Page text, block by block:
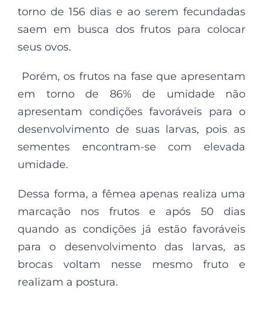
torno de 156 dias e ao serem fecundadas
saem em busca dos frutos para colocar
seus ovos.
Porém, os frutos na fase que apresentam
em torno de 86% de umidade não
apresentam condições favoráveis para o
desenvolvimento de suas larvas, pois as
sementes encontram-se com elevada
umidade.
Dessa forma, a fêmea apenas realiza uma
marcação nos frutos e após 50 dias
quando as condições já estão favoráveis
para o desenvolvimento das larvas, as
brocas voltam nesse mesmo fruto e
realizam a postura.